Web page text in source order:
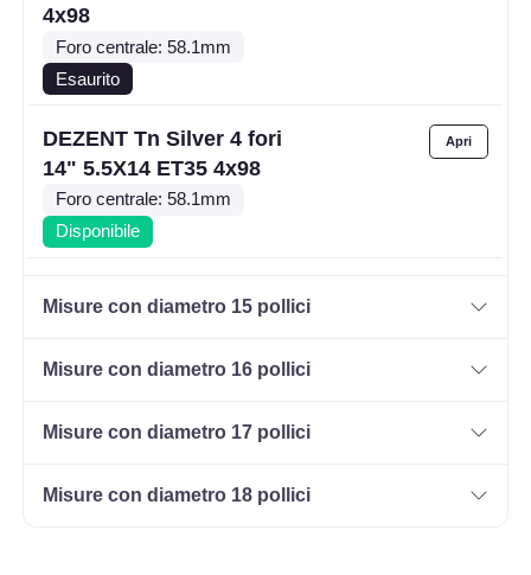
4x98
Foro centrale: 58.1mm
Esaurito
DEZENT Tn Silver 4 fori
14" 5.5X14 ET35 4x98
Foro centrale: 58.1mm
Disponibile
14" 5.5X14 ET35 4x100
DEZENT Tn Silver 4 fori
Foro centrale: 60.1mm
Misure con diametro 15 pollici
Misure con diametro 16 pollici
Misure con diametro 17 pollici
Misure con diametro 18 pollici